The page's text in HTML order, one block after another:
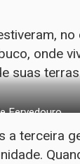
no
onde
suas
Fervedouro
a terceira